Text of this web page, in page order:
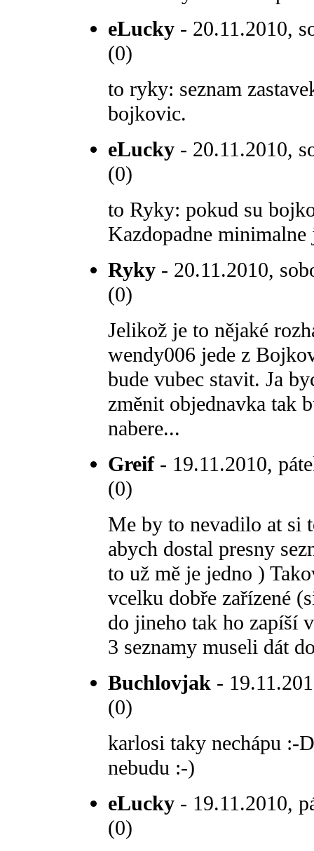
eLucky - 20.11.2010,
(0)
to ryky: seznam
bojkovic.
eLucky - 20.11.2010,
(0)
to Ryky: pokud su
Kazdopadne
Ryky - 20.11.2010,
(0)
Jelikož je to nějaké
wendy006 jede z
bude vubec stavit. Ja
změnit objednavka tak
nabere...
Greif- 19.11.2010,
(0)
Me by to nevadilo at si
abych dostal presny
to už mě je jedno )
vcelku dobře zařízené
do jineho tak ho zapíší
3 seznamy museli dát
Buchlovjak -
(0)
karlosi taky nechápu :-
nebudu :-)
eLucky - 19.11.2010,
(0)